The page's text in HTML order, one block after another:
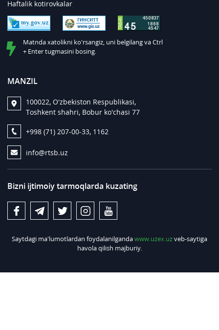
Haftalik kotirovkalar
Matnda xatolikni ko'rsangiz, uni belgilang va Ctrl
+ Enter tugmasini bosing.
MANZIL
100022, O'zbekiston Respublikasi,
Toshkent shahri, Bobur ko'chasi 77
+998 (71) 207-00-33, 1162
info@rtsb.uz
Bizni ijtimoiy tarmoqlarda kuzating
Saytdagi ma'lumotlardan foydalanilgandawww.uzex.uzveb-saytiga
havola qilish majburiy.